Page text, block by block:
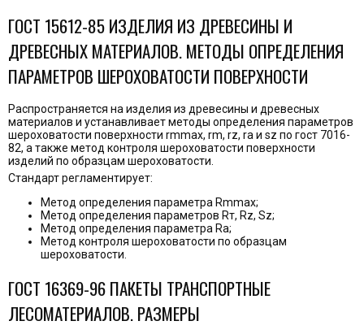
ГОСТ 15612-85 ИЗДЕЛИЯ ИЗ ДРЕВЕСИНЫ И
ДРЕВЕСНЫХ МАТЕРИАЛОВ. МЕТОДЫ ОПРЕДЕЛЕНИЯ
ПАРАМЕТРОВ ШЕРОХОВАТОСТИ ПОВЕРХНОСТИ
Распространяется на изделия из древесины и древесных
материалов и устанавливает методы определения параметров
шероховатости поверхности rmmax, rm, rz, ra и sz по гост 7016-
82, а также метод контроля шероховатости поверхности
изделий по образцам шероховатости.
Стандарт регламентирует:
Метод определения параметра Rmmax;
Метод определения параметров Rт, Rz, Sz;
Метод определения параметра Ra;
Метод контроля шероховатости по образцам
шероховатости.
ГОСТ 16369-96 ПАКЕТЫ ТРАНСПОРТНЫЕ
ЛЕСОМАТЕРИАЛОВ. РАЗМЕРЫ